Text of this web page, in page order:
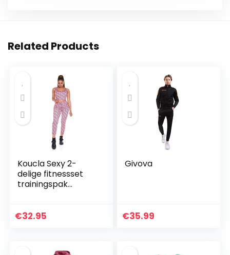
Related Products
Koucla Sexy 2-
delige fitnessset
trainingspak
€32.95
Givova
€35.99